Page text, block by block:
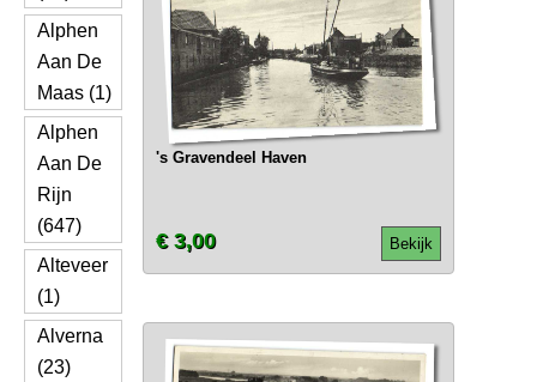
Alphen
Aan De
Maas (1)
Alphen
Aan De
Rijn
(647)
Alteveer
(1)
Alverna
(23)
's Gravendeel Haven
Bekijk
€ 3,00